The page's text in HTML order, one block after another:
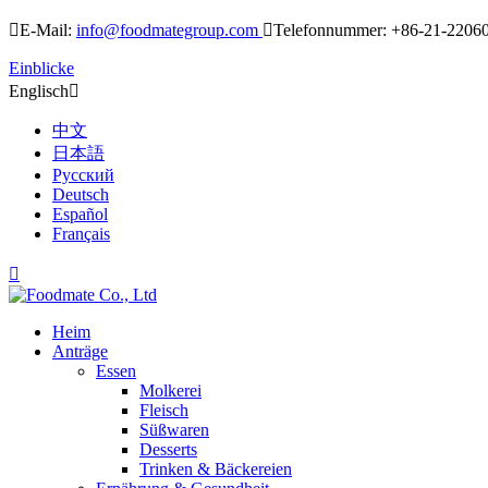
E-Mail: info@foodmategroup.com Telefonnummer: +86-21-
Einblicke
Englisch
中文
日本語
Русский
Deutsch
Español
Français

Heim
Anträge
Essen
Molkerei
Fleisch
Süßwaren
Desserts
Trinken & Bäckereien